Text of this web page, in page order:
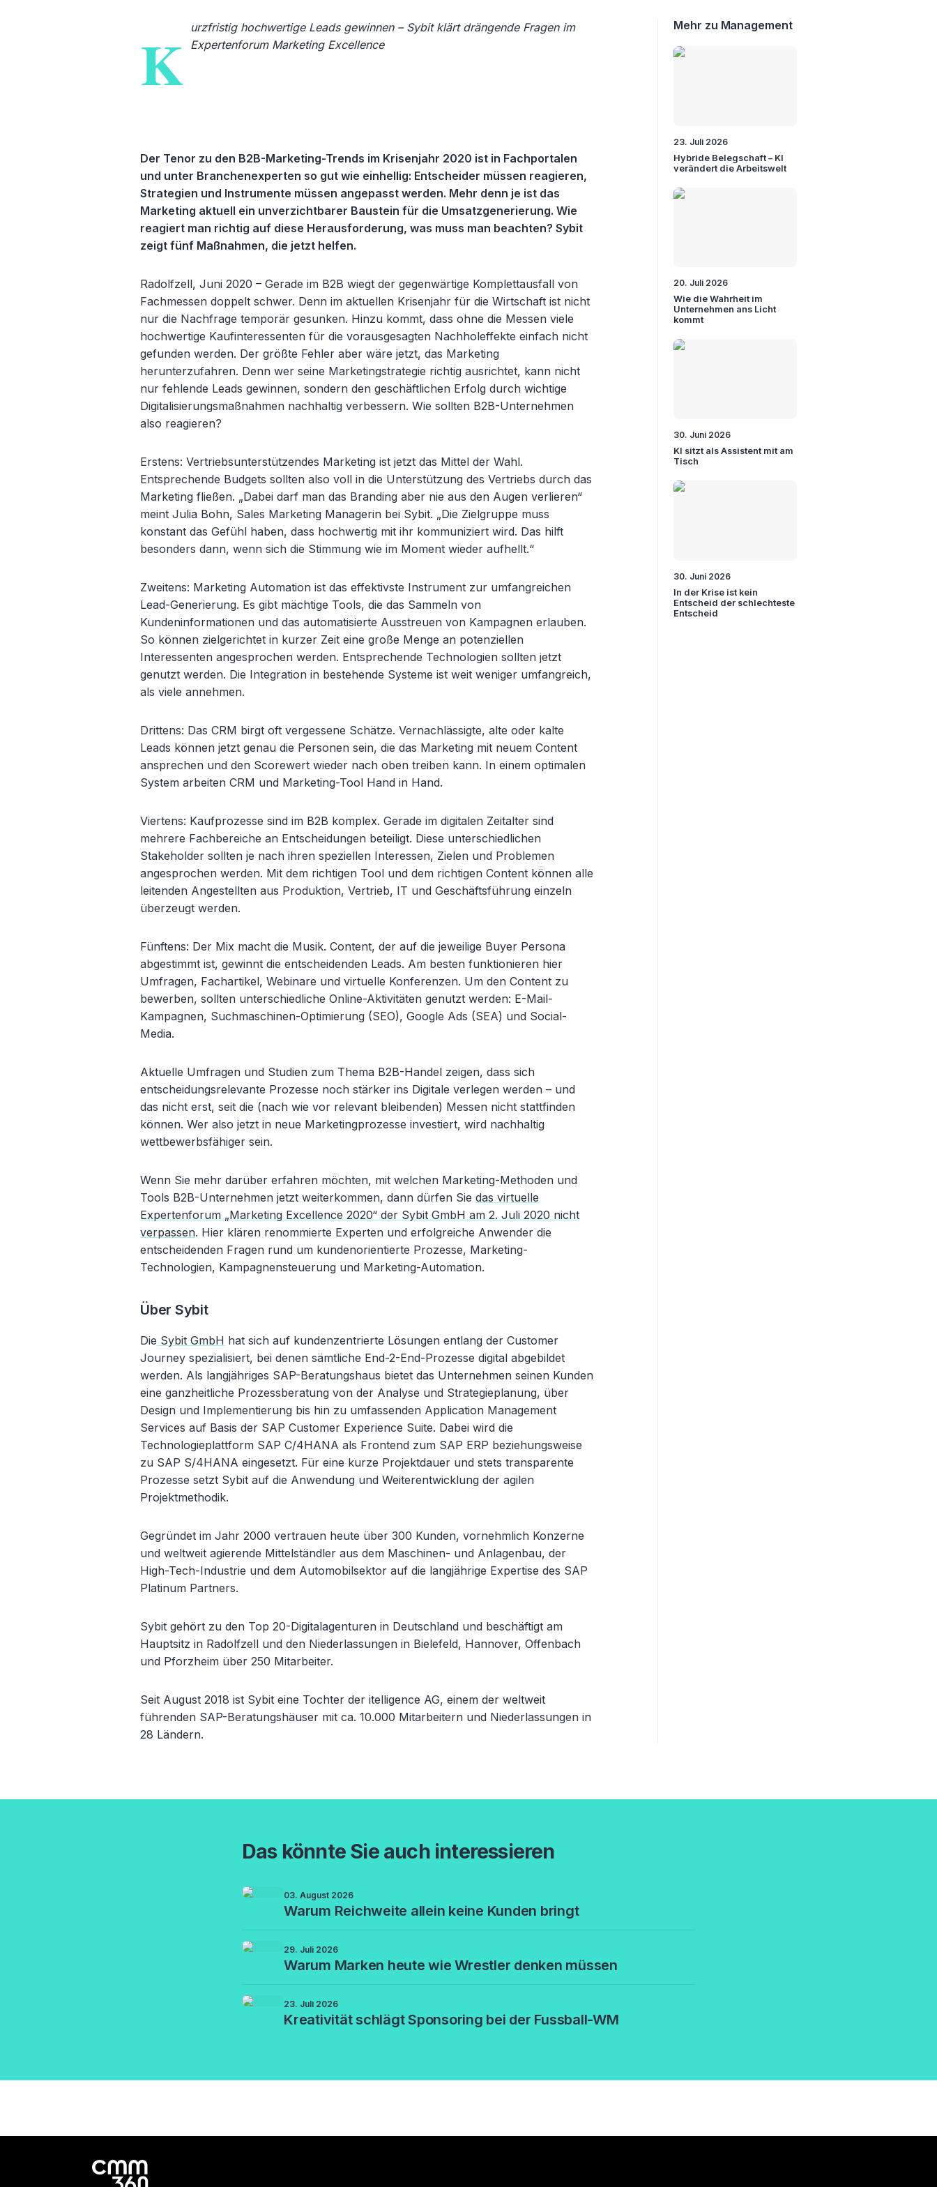
K urzfristig hochwertige Leads gewinnen – Sybit klärt drängende Fragen im
Expertenforum Marketing Excellence
Der Tenor zu den B2B-Marketing-Trends im Krisenjahr 2020 ist in Fachportalen
und unter Branchenexperten so gut wie einhellig: Entscheider müssen reagieren,
Strategien und Instrumente müssen angepasst werden. Mehr denn je ist das
Marketing aktuell ein unverzichtbarer Baustein für die Umsatzgenerierung. Wie
reagiert man richtig auf diese Herausforderung, was muss man beachten? Sybit
zeigt fünf Maßnahmen, die jetzt helfen.
Radolfzell, Juni 2020 –Gerade im B2B wiegt der gegenwärtige Komplettausfall von
Fachmessen doppelt schwer. Denn im aktuellen Krisenjahr für die Wirtschaft ist nicht
nur die Nachfrage temporär gesunken. Hinzu kommt, dass ohne die Messen viele
hochwertige Kaufinteressenten für die vorausgesagten Nachholeffekte einfach nicht
gefunden werden. Der größte Fehler aber wäre jetzt, das Marketing
herunterzufahren. Denn wer seine Marketingstrategie richtig ausrichtet, kann nicht
nur fehlende Leads gewinnen, sondern den geschäftlichen Erfolg durch wichtige
Digitalisierungsmaßnahmen nachhaltig verbessern. Wie sollten B2B-Unternehmen
also reagieren?
Erstens: Vertriebsunterstützendes Marketing ist jetzt das Mittel der Wahl.
Entsprechende Budgets sollten also voll in die Unterstützung des Vertriebs durch das
Marketing fließen. „Dabei darf man das Branding aber nie aus den Augen verlieren“
meint Julia Bohn, Sales Marketing Managerin bei Sybit. „Die Zielgruppe muss
konstant das Gefühl haben, dass hochwertig mit ihr kommuniziert wird. Das hilft
besonders dann, wenn sich die Stimmung wie im Moment wieder aufhellt.“
Zweitens: Marketing Automation ist das effektivste Instrument zur umfangreichen
Lead-Generierung. Es gibt mächtige Tools, die das Sammeln von
Kundeninformationen und das automatisierte Ausstreuen von Kampagnen erlauben.
So können zielgerichtet in kurzer Zeit eine große Menge an potenziellen
Interessenten angesprochen werden. Entsprechende Technologien sollten jetzt
genutzt werden. Die Integration in bestehende Systeme ist weit weniger umfangreich,
als viele annehmen.
Drittens: Das CRM birgt oft vergessene Schätze. Vernachlässigte, alte oder kalte
Leads können jetzt genau die Personen sein, die das Marketing mit neuem Content
ansprechen und den Scorewert wieder nach oben treiben kann. In einem optimalen
System arbeiten CRM und Marketing-Tool Hand in Hand.
Viertens: Kaufprozesse sind im B2B komplex. Gerade im digitalen Zeitalter sind
mehrere Fachbereiche an Entscheidungen beteiligt. Diese unterschiedlichen
Stakeholder sollten je nach ihren speziellen Interessen, Zielen und Problemen
angesprochen werden. Mit dem richtigen Tool und dem richtigen Content können alle
leitenden Angestellten aus Produktion, Vertrieb, IT und Geschäftsführung einzeln
überzeugt werden.
Fünftens: Der Mix macht die Musik. Content, der auf die jeweilige Buyer Persona
abgestimmt ist, gewinnt die entscheidenden Leads. Am besten funktionieren hier
Umfragen, Fachartikel, Webinare und virtuelle Konferenzen. Um den Content zu
bewerben, sollten unterschiedliche Online-Aktivitäten genutzt werden: E-Mail-
Kampagnen, Suchmaschinen-Optimierung (SEO), Google Ads (SEA) und Social-
Media.
Aktuelle Umfragen und Studien zum Thema B2B-Handel zeigen, dass sich
entscheidungsrelevante Prozesse noch stärker ins Digitale verlegen werden – und
das nicht erst, seit die (nach wie vor relevant bleibenden) Messen nicht stattfinden
können. Wer also jetzt in neue Marketingprozesse investiert, wird nachhaltig
wettbewerbsfähiger sein.
Wenn Sie mehr darüber erfahren möchten, mit welchen Marketing-Methoden und
Tools B2B-Unternehmen jetzt weiterkommen, dann dürfen Siedas virtuelle
Expertenforum „Marketing Excellence 2020“ der Sybit GmbH am 2. Juli 2020 nicht
verpassen. Hier klären renommierte Experten und erfolgreiche Anwender die
entscheidenden Fragen rund um kundenorientierte Prozesse, Marketing-
Technologien, Kampagnensteuerung und Marketing-Automation.
Über Sybit
Die Sybit GmbH hat sich auf kundenzentrierte Lösungen entlang der Customer
Journey spezialisiert, bei denen sämtliche End-2-End-Prozesse digital abgebildet
werden. Als langjähriges SAP-Beratungshaus bietet das Unternehmen seinen Kunden
eine ganzheitliche Prozessberatung von der Analyse und Strategieplanung, über
Design und Implementierung bis hin zu umfassenden Application Management
Services auf Basis der SAP Customer Experience Suite. Dabei wird die
Technologieplattform SAP C/4HANA als Frontend zum SAP ERP beziehungsweise
zu SAP S/4HANA eingesetzt. Für eine kurze Projektdauer und stets transparente
Prozesse setzt Sybit auf die Anwendung und Weiterentwicklung der agilen
Projektmethodik.
Gegründet im Jahr 2000 vertrauen heute über 300 Kunden, vornehmlich Konzerne
und weltweit agierende Mittelständler aus dem Maschinen- und Anlagenbau, der
High-Tech-Industrie und dem Automobilsektor auf die langjährige Expertise des SAP
Platinum Partners.
Sybit gehört zu den Top 20-Digitalagenturen in Deutschland und beschäftigt am
Hauptsitz in Radolfzell und den Niederlassungen in Bielefeld, Hannover, Offenbach
und Pforzheim über 250 Mitarbeiter.
Seit August 2018 ist Sybit eine Tochter der itelligence AG, einem der weltweit
führenden SAP-Beratungshäuser mit ca. 10.000 Mitarbeitern und Niederlassungen in
28 Ländern.
Mehr zu Management
23. Juli 2026
Hybride Belegschaft – KI
verändert die Arbeitswelt
20. Juli 2026
Wie die Wahrheit im
Unternehmen ans Licht
kommt
30. Juni 2026
KI sitzt als Assistent mit am
Tisch
30. Juni 2026
In der Krise ist kein
Entscheid der schlechteste
Entscheid
Das könnte Sie auch interessieren
03. August 2026
Warum Reichweite allein keine Kunden bringt
29. Juli 2026
Warum Marken heute wie Wrestler denken müssen
23. Juli 2026
Kreativität schlägt Sponsoring bei der Fussball-WM